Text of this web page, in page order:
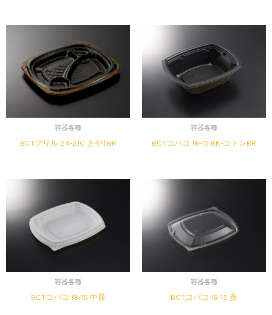
容器各種
BCTグリル 24-21C さやTBR
容器各種
BCTコバコ 18-15 BK-コトンBR
容器各種
BCTコバコ 18-15 中皿
容器各種
BCTコバコ 18-15 蓋